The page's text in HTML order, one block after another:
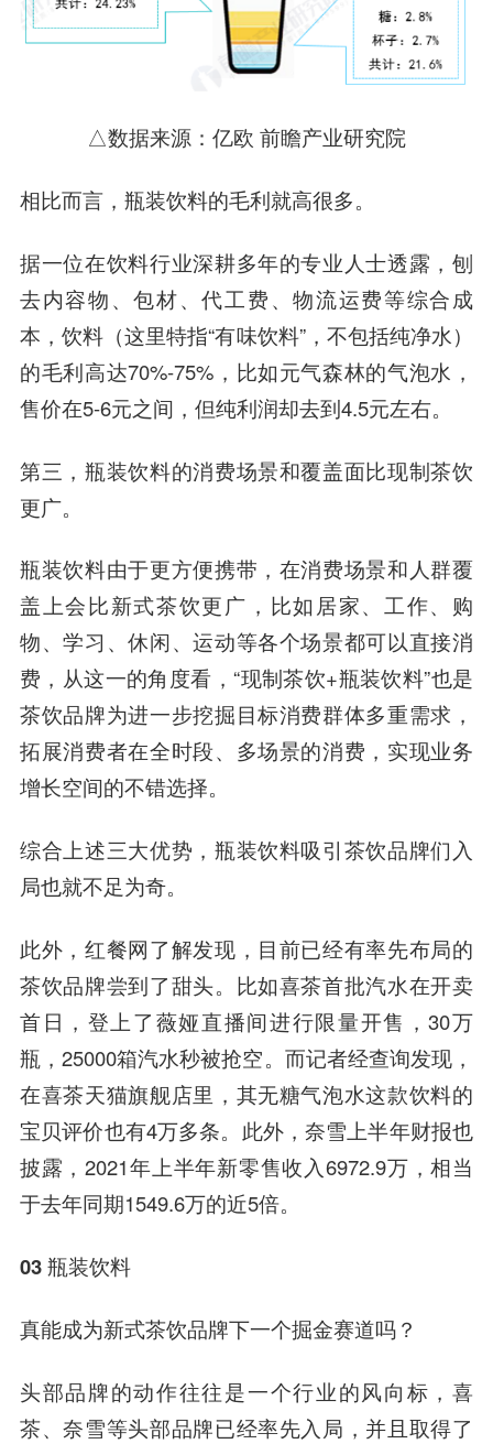
△数据来源：亿欧 前瞻产业研究院
相比而言，瓶装饮料的毛利就高很多。
据一位在饮料行业深耕多年的专业人士透露，刨
去内容物、包材、代工费、物流运费等综合成
本，饮料（这里特指“有味饮料”，不包括纯净水）
的毛利高达70%-75%，比如元气森林的气泡水，
售价在5-6元之间，但纯利润却去到4.5元左右。
第三，瓶装饮料的消费场景和覆盖面比现制茶饮
更广。
瓶装饮料由于更方便携带，在消费场景和人群覆
盖上会比新式茶饮更广，比如居家、工作、购
物、学习、休闲、运动等各个场景都可以直接消
费，从这一的角度看，“现制茶饮+瓶装饮料”也是
茶饮品牌为进一步挖掘目标消费群体多重需求，
拓展消费者在全时段、多场景的消费，实现业务
增长空间的不错选择。
综合上述三大优势，瓶装饮料吸引茶饮品牌们入
局也就不足为奇。
此外，红餐网了解发现，目前已经有率先布局的
茶饮品牌尝到了甜头。比如喜茶首批汽水在开卖
首日，登上了薇娅直播间进行限量开售，30万
瓶，25000箱汽水秒被抢空。而记者经查询发现，
在喜茶天猫旗舰店里，其无糖气泡水这款饮料的
宝贝评价也有4万多条。此外，奈雪上半年财报也
披露，2021年上半年新零售收入6972.9万，相当
于去年同期1549.6万的近5倍。
03 瓶装饮料
真能成为新式茶饮品牌下一个掘金赛道吗？
头部品牌的动作往往是一个行业的风向标，喜
茶、奈雪等头部品牌已经率先入局，并且取得了